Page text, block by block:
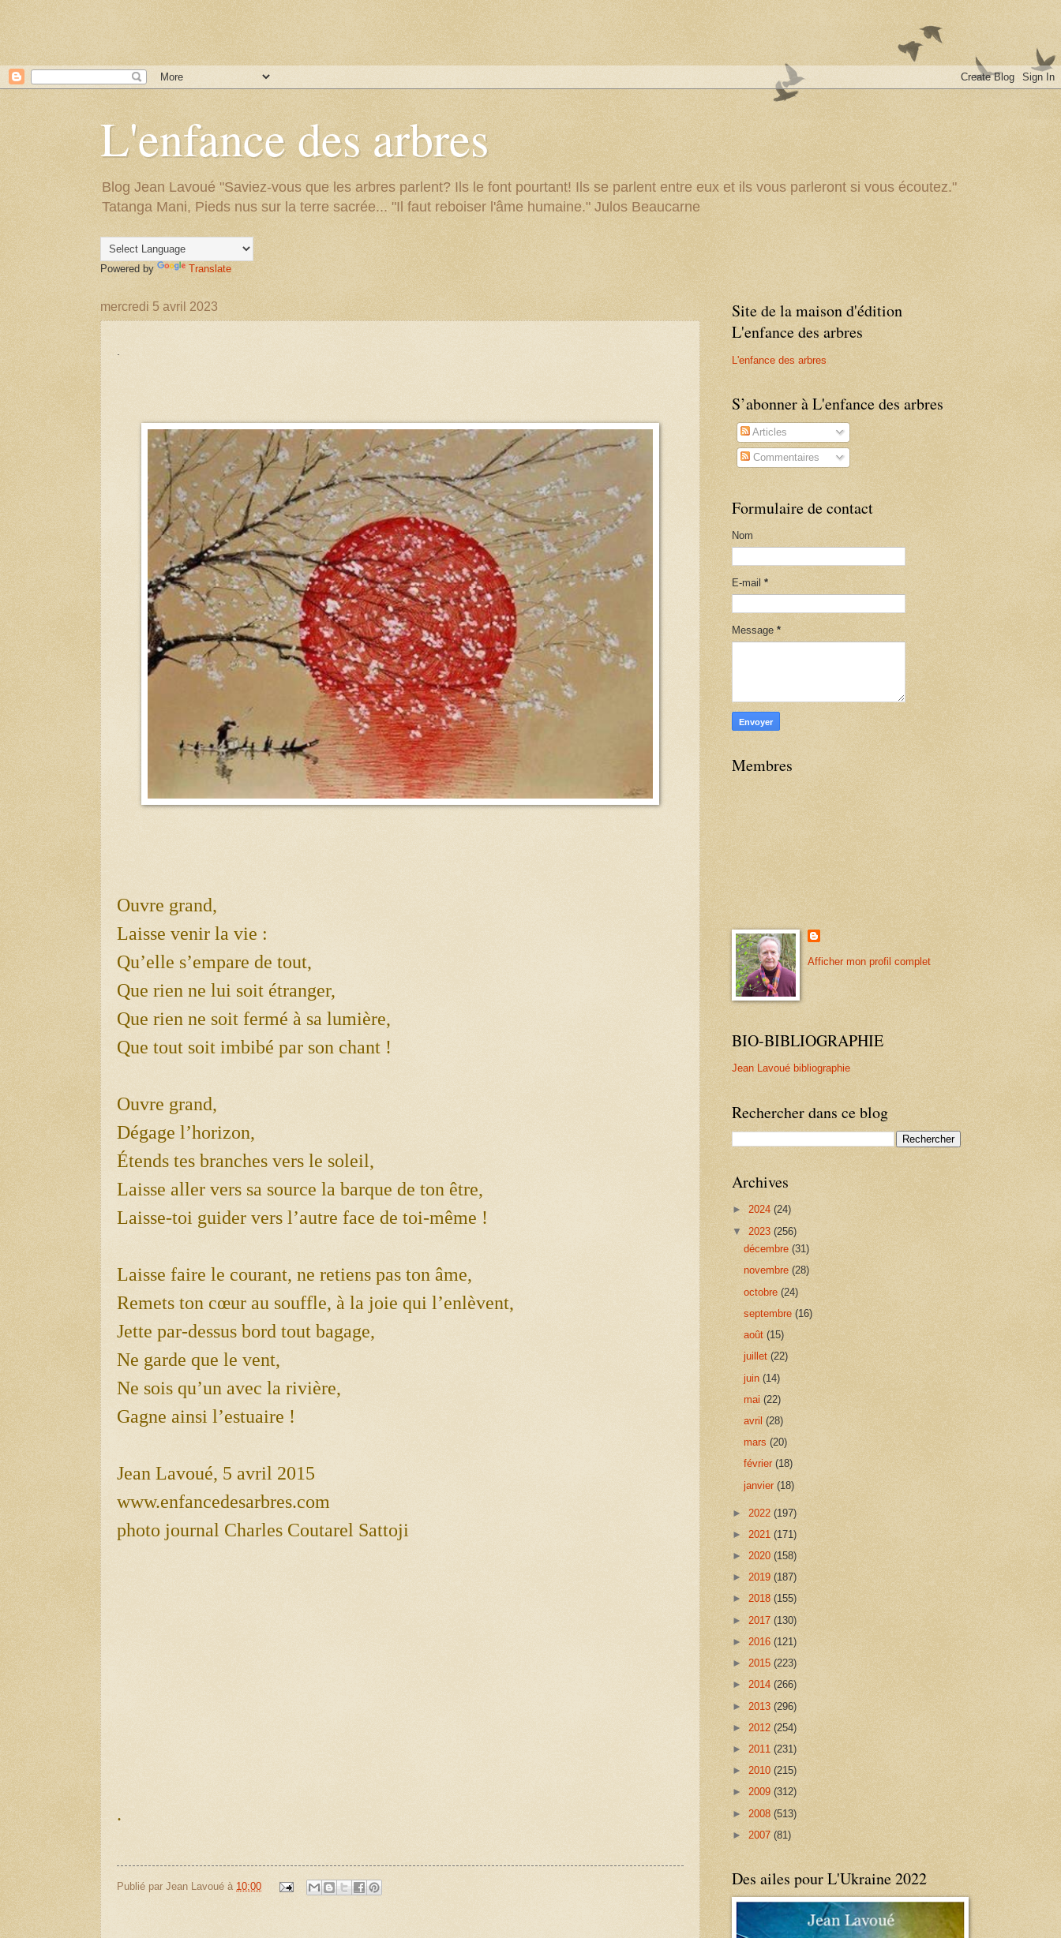
L'enfance des arbres
Blog Jean Lavoué "Saviez-vous que les arbres parlent? Ils le font pourtant! Ils se parlent entre eux et ils vous parleront si vous écoutez."
Tatanga Mani, Pieds nus sur la terre sacrée... "Il faut reboiser l'âme humaine." Julos Beaucarne
Powered by Translate
mercredi 5 avril 2023
Ouvre grand,
Laisse venir la vie :
Qu’elle s’empare de tout,
Que rien ne lui soit étranger,
Que rien ne soit fermé à sa lumière,
Que tout soit imbibé par son chant !
Ouvre grand,
Dégage l’horizon,
Étends tes branches vers le soleil,
Laisse aller vers sa source la barque de ton être,
Laisse-toi guider vers l’autre face de toi-même !
Laisse faire le courant, ne retiens pas ton âme,
Remets ton cœur au souffle, à la joie qui l’enlèvent,
Jette par-dessus bord tout bagage,
Ne garde que le vent,
Ne sois qu’un avec la rivière,
Gagne ainsi l’estuaire !
Jean Lavoué, 5 avril 2015
www.enfancedesarbres.com
photo journal Charles Coutarel Sattoji
.
Publié par Jean Lavoué à 10:00
Site de la maison d'édition
L'enfance des arbres
L'enfance des arbres
S’abonner à L'enfance des arbres
Articles
Commentaires
Formulaire de contact
Nom
E-mail *
Message *
Membres
Afficher mon profil complet
BIO-BIBLIOGRAPHIE
Jean Lavoué bibliographie
Rechercher dans ce blog
Archives
► 2024 (24)
▼ 2023 (256)
décembre(31)
novembre(28)
octobre(24)
septembre(16)
août(15)
juillet(22)
juin(14)
mai(22)
avril(28)
mars(20)
février(18)
janvier(18)
► 2022 (197)
► 2021 (171)
► 2020 (158)
► 2019 (187)
► 2018 (155)
► 2017 (130)
► 2016 (121)
► 2015 (223)
► 2014 (266)
► 2013 (296)
► 2012 (254)
► 2011 (231)
► 2010 (215)
► 2009 (312)
► 2008 (513)
► 2007 (81)
Des ailes pour L'Ukraine 2022